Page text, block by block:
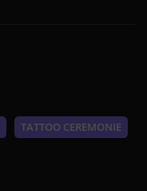
TATTOO CEREMONIE